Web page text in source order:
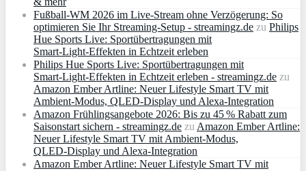
Fußball-WM 2026 im Live-Stream ohne Verzögerung: So
optimieren Sie Ihr Streaming-Setup - streamingz.de zu Philips
Hue Sports Live: Sportübertragungen mit
Smart‑Light‑Effekten in Echtzeit erleben
Philips Hue Sports Live: Sportübertragungen mit
Smart‑Light‑Effekten in Echtzeit erleben - streamingz.de zu
Amazon Ember Artline: Neuer Lifestyle Smart TV mit
Ambient‑Modus, QLED‑Display und Alexa‑Integration
Amazon Frühlingsangebote 2026: Bis zu 45 % Rabatt zum
Saisonstart sichern - streamingz.de zu Amazon Ember Artline:
Neuer Lifestyle Smart TV mit Ambient‑Modus,
QLED‑Display und Alexa‑Integration
Amazon Ember Artline: Neuer Lifestyle Smart TV mit